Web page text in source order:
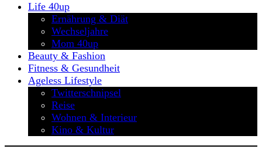
Life 40up
Ernährung & Diät
Wechseljahre
Mom 40up
Beauty & Fashion
Fitness & Gesundheit
Ageless Lifestyle
Twitterschnipsel
Reise
Wohnen & Interieur
Kino & Kultur